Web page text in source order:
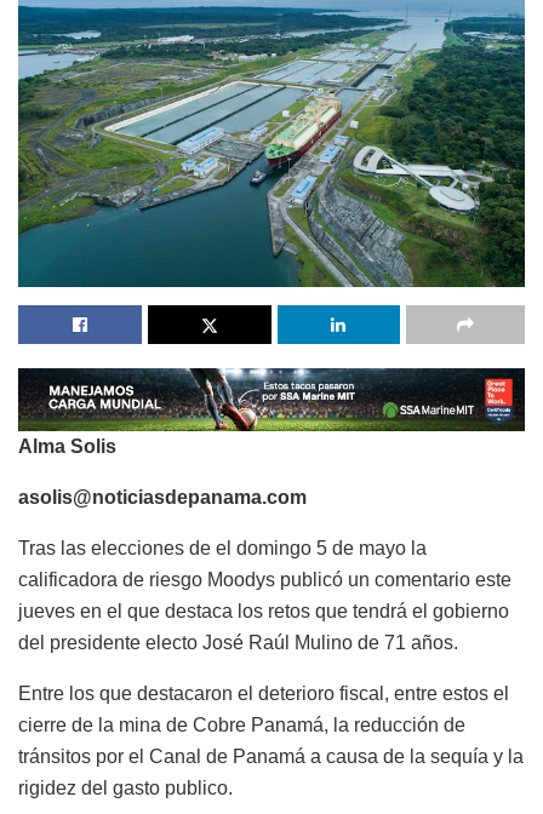
Alma Solis
asolis@noticiasdepanama.com
Tras las elecciones de el domingo 5 de mayo la
calificadora de riesgo Moodys publicó un comentario este
jueves en el que destaca los retos que tendrá el gobierno
del presidente electo José Raúl Mulino de 71 años.
Entre los que destacaron el deterioro fiscal, entre estos el
cierre de la mina de Cobre Panamá, la reducción de
tránsitos por el Canal de Panamá a causa de la sequía y la
rigidez del gasto publico.